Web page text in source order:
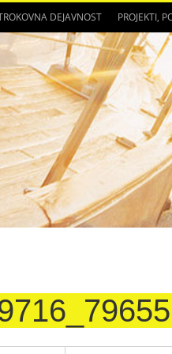
DEJAVNOST PROJEKTI,